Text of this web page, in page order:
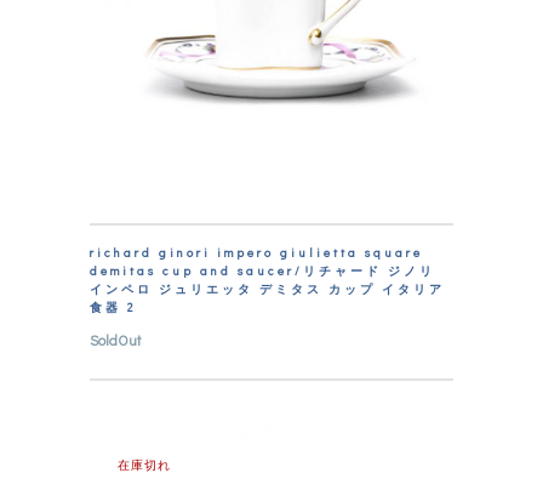
richard ginori impero giulietta square
demitas cup and saucer/リチャード ジノリ
インペロ ジュリエッタ デミタス カップ イタリア
食器 2
SoldOut
在庫切れ